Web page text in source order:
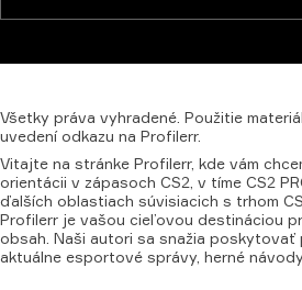
Všetky práva vyhradené. Použitie
uvedení odkazu na Profilerr.
Vitajte na stránke Profilerr, kde vám
orientácii v zápasoch CS2, v tíme CS2
ďalších oblastiach súvisiacich s trhom
Profilerr je vašou cieľovou destináciou
obsah. Naši autori sa snažia poskytovať
aktuálne esportové správy, herné